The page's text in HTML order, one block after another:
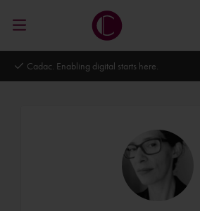
digital starts here.